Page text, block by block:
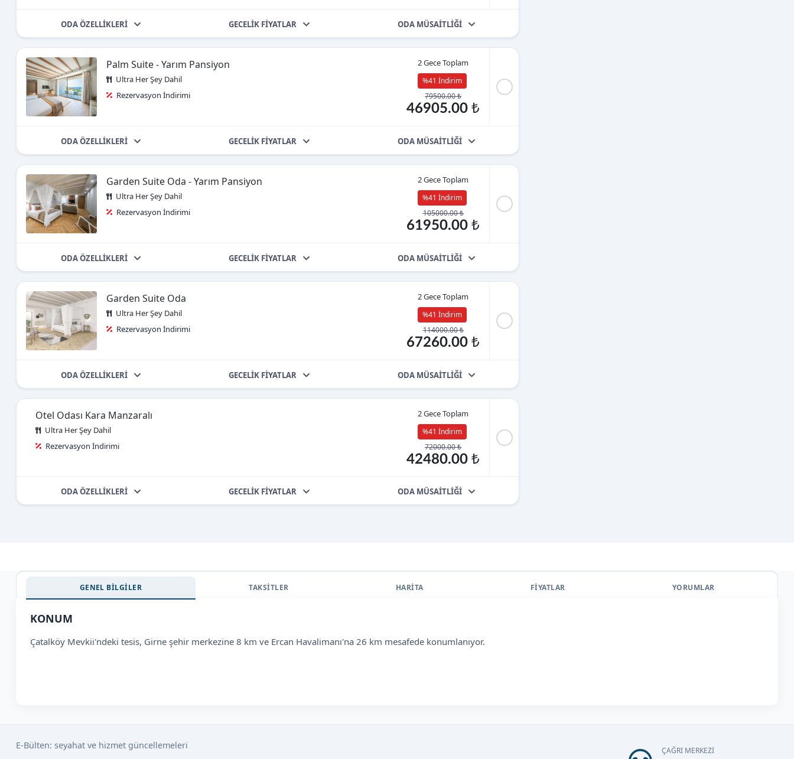
ODA ÖZELLİKLERİ GECELİK FİYATLAR ODA MÜSAİTLİĞİ
Palm Suite - Yarım Pansiyon
Ultra Her Şey Dahil
Rezervasyon İndirimi
2 Gece Toplam
%41 İndirim
79500.00 ₺
46905.00 ₺
ODA ÖZELLİKLERİ GECELİK FİYATLAR ODA MÜSAİTLİĞİ
Garden Suite Oda - Yarım Pansiyon
Ultra Her Şey Dahil
Rezervasyon İndirimi
2 Gece Toplam
%41 İndirim
105000.00 ₺
61950.00 ₺
ODA ÖZELLİKLERİ GECELİK FİYATLAR ODA MÜSAİTLİĞİ
Garden Suite Oda
Ultra Her Şey Dahil
Rezervasyon İndirimi
2 Gece Toplam
%41 İndirim
114000.00 ₺
67260.00 ₺
ODA ÖZELLİKLERİ GECELİK FİYATLAR ODA MÜSAİTLİĞİ
Otel Odası Kara Manzaralı
Ultra Her Şey Dahil
Rezervasyon İndirimi
2 Gece Toplam
%41 İndirim
72000.00 ₺
42480.00 ₺
ODA ÖZELLİKLERİ GECELİK FİYATLAR ODA MÜSAİTLİĞİ
GENEL BİLGİLER TAKSİTLER HARİTA FİYATLAR YORUMLAR
KONUM
Çatalköy Mevkii'ndeki tesis, Girne şehir merkezine 8 km ve Ercan Havalimanı'na 26 km mesafede konumlanıyor.
E-Bülten: seyahat ve hizmet güncellemeleri ÇAĞRI MERKEZİ